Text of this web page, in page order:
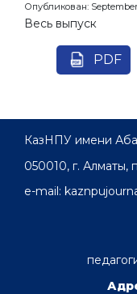
Опубликован:
Весь выпуск
PDF
КазНПУ имени
050010, г. Алматы,
e-mail: